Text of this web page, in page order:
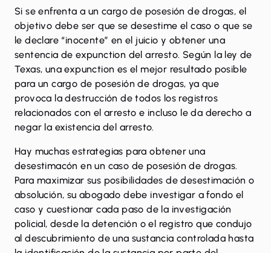
Si se enfrenta a un cargo de posesión de drogas, el
objetivo debe ser que se desestime el caso o que se
le declare “inocente” en el juicio y obtener una
sentencia deexpunction del arresto. Según la ley de
Texas, una expunction es el mejor resultado posible
para un cargo de posesión de drogas, ya que
provoca la destrucción de todos los registros
relacionados con el arresto e incluso le da derecho a
negar la existencia del arresto.
Hay muchas estrategias para obtener una
desestimacón en un caso de posesión de drogas.
Para maximizar sus posibilidades de desestimación o
absolución, su abogado debe investigar a fondo el
caso y cuestionar cada paso de la investigación
policial, desde la detención o el registro que condujo
al descubrimiento de una sustancia controlada hasta